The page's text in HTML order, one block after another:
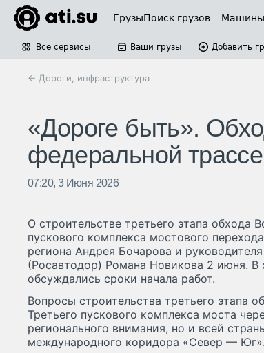
ГрузыПоиск грузов Машины
Все сервисы Ваши грузы Добавить
← Дороги, инфраструктура
«Дороге быть».
федеральной
07:20, 3 Июня 2026
О строительстве третьего этапа обхода
пускового комплекса мостового
региона Андрея Бочарова и
(Росавтодор) Романа Новикова 2 июня. В
обсуждались сроки начала работ.
Вопросы строительства третьего этапа
Третьего пускового комплекса моста
регионального внимания, но и всей
международного коридора «Север — Юг».